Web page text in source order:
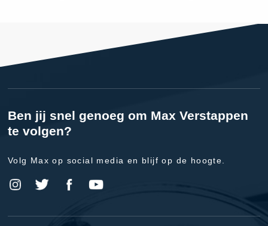
Ben jij snel genoeg om Max Verstappen
te volgen?
Volg Max op social media en blijf op de hoogte.